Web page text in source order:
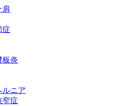
肩
症
板炎
ルニア
窄症